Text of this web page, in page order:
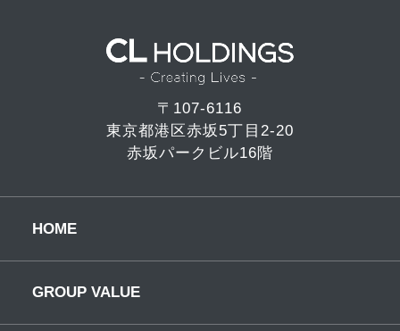
〒107-6116
東京都港区赤坂5丁目2-20
赤坂パークビル16階
HOME
GROUP VALUE